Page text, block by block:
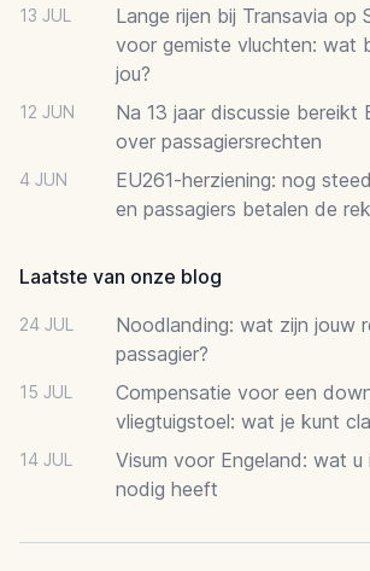
13 JUL
Lange rijen bij Transavia op
voor gemiste vluchten: wat
jou?
12 JUN
Na 13 jaar discussie bereikt
over passagiersrechten
4 JUN
EU261-herziening: nog
en passagiers betalen de
Laatste van onze blog
24 JUL
Noodlanding: wat zijn jouw
passagier?
15 JUL
Compensatie voor een
vliegtuigstoel: wat je kunt
14 JUL
Visum voor Engeland: wat
nodig heeft